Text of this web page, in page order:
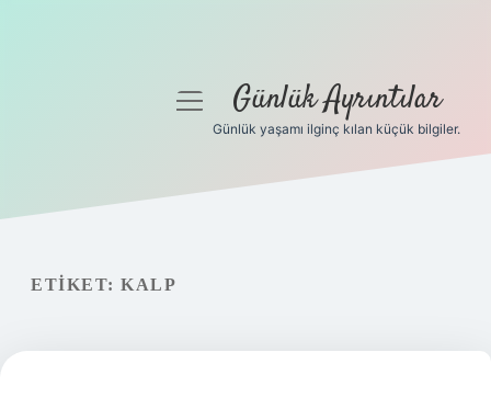
Gizlilik Politikası
menüyüGünlük Ayrıntılar
Günlük yaşamı ilginç kılan küçük bilgiler.
ETIKET: KALP